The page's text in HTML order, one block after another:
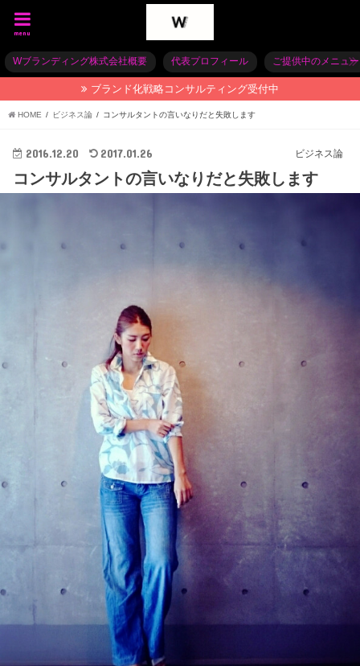
menu
Wブランディング株式会社概要 代表プロフィール ご提供中のメニュー
ブランド化戦略コンサルティング受付中
HOME ビジネス論 コンサルタントの言いなりだと失敗します
ビジネス論
2016.12.20 2017.01.26
コンサルタントの言いなりだと失敗します